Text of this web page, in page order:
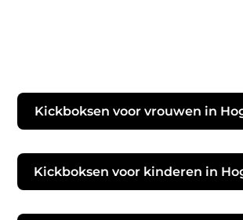
Kickboksen voor vrouwen in
Kickboksen voor kinderen in